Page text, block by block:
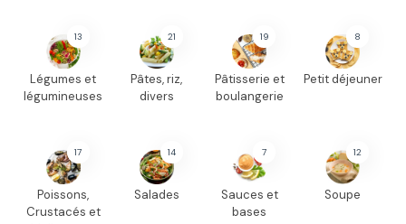
13
Légumes et
légumineuses
21
Pâtes, riz,
divers
19
Pâtisserie et
boulangerie
8
Petit déjeuner
17
Poissons,
Crustacés et
14
Salades
7
Sauces et
bases
12
Soupe